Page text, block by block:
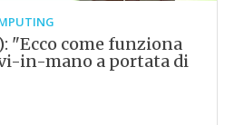
"Ecco come funziona
in-mano a portata di